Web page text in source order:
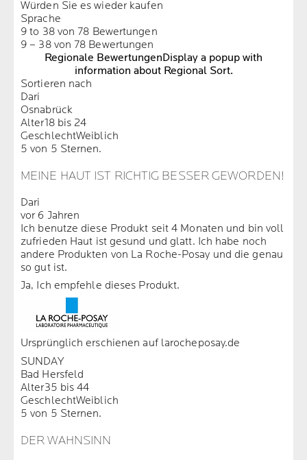
Würden Sie es wieder kaufen
Sprache
9 to 38 von 78 Bewertungen
9 – 38 von 78 Bewertungen
Regionale BewertungenDisplay a popup with
information about Regional Sort.
Sortieren nach
Dari
Osnabrück
Alter18 bis 24
GeschlechtWeiblich
5 von 5 Sternen.
MEINE HAUT IST RICHTIG BESSER GEWORDEN!
Dari
vor 6 Jahren
Ich benutze diese Produkt seit 4 Monaten und bin voll
zufrieden Haut ist gesund und glatt. Ich habe noch
andere Produkten von La Roche-Posay und die genau
so gut ist.
Ja, Ich empfehle dieses Produkt.
Ursprünglich erschienen auf larocheposay.de
SUNDAY
Bad Hersfeld
Alter35 bis 44
GeschlechtWeiblich
5 von 5 Sternen.
DER WAHNSINN